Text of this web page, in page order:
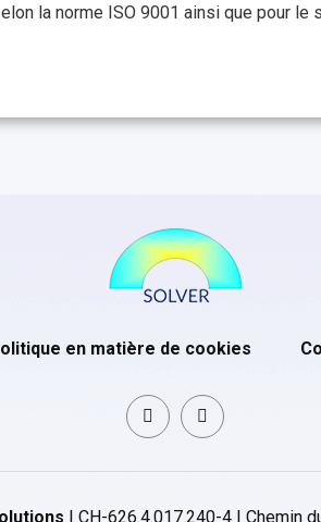
la norme ISO 9001 ainsi que pour le
en matière de cookies
| CH-626.4.017.240-4 | Chemin